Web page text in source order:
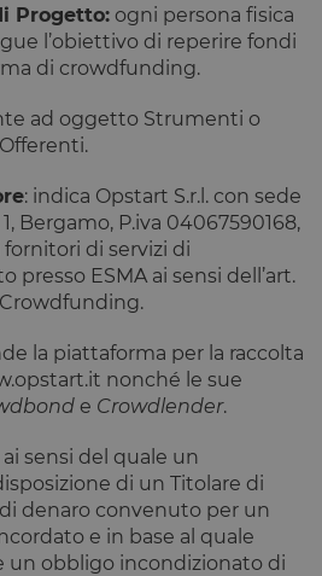
Progetto: ogni persona fisica
l’obiettivo di reperire fondi
di crowdfunding.
ad oggetto Strumenti o
: indica Opstart S.r.l. con sede
Bergamo, P.iva 04067590168,
di servizi di
ESMA ai sensi dell’art.
la piattaforma per la raccolta
nonché le sue
e Crowdlender.
sensi del quale un
di un Titolare di
denaro convenuto per un
e in base al quale
un obbligo incondizionato di